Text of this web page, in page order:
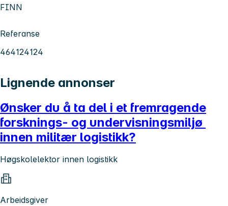
FINN
Referanse
464124124
Lignende annonser
Ønsker du å ta del i et fremragende
forsknings- og undervisningsmiljø
innen militær logistikk?
Høgskolelektor innen logistikk
Arbeidsgiver